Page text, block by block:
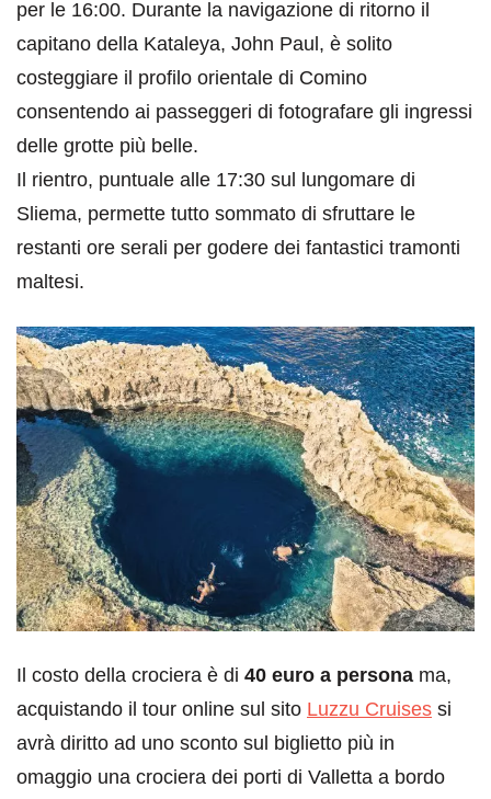
per le 16:00. Durante la navigazione di ritorno il
capitano della Kataleya, John Paul, è solito
costeggiare il profilo orientale di Comino
consentendo ai passeggeri di fotografare gli ingressi
delle grotte più belle.
Il rientro, puntuale alle 17:30 sul lungomare di
Sliema, permette tutto sommato di sfruttare le
restanti ore serali per godere dei fantastici tramonti
maltesi.
Il costo della crociera è di 40 euro a persona ma,
acquistando il tour online sul sito Luzzu Cruises si
avrà diritto ad uno sconto sul biglietto più in
omaggio una crociera dei porti di Valletta a bordo